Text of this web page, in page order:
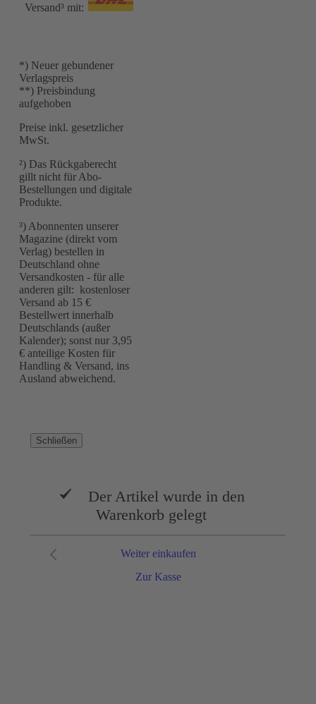
Versand³ mit:
*) Neuer gebundener
Verlagspreis
**) Preisbindung
aufgehoben
Preise inkl. gesetzlicher
MwSt.
²) Das Rückgaberecht
gillt nicht für Abo-
Bestellungen und digitale
Produkte.
³) Abonnenten unserer
Magazine (direkt vom
Verlag) bestellen in
Deutschland ohne
Versandkosten - für alle
anderen gilt: kostenloser
Versand ab 15 €
Bestellwert innerhalb
Deutschlands (außer
Kalender); sonst nur 3,95
€ anteilige Kosten für
Handling & Versand, ins
Ausland abweichend.
Schließen
Der Artikel wurde in den
Warenkorb gelegt
Zur Kasse
Weiter einkaufen